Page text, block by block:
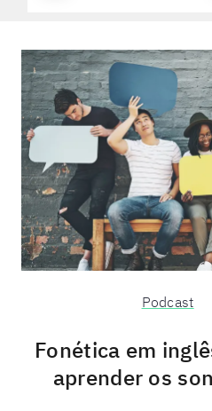
Podcast
Fonética em
aprender os